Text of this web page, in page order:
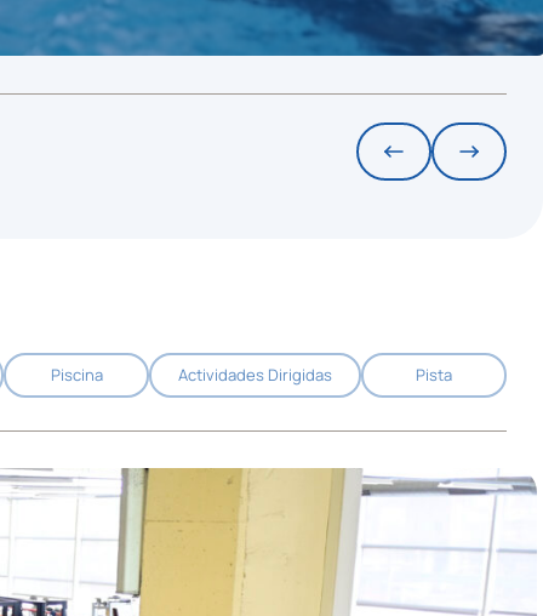
Piscina Actividades Dirigidas Pista